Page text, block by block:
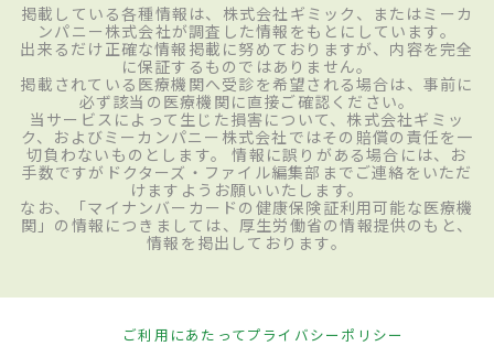
掲載している各種情報は、株式会社ギミック、またはミーカ
ンパニー株式会社が調査した情報をもとにしています。
出来るだけ正確な情報掲載に努めておりますが、内容を完全
に保証するものではありません。
掲載されている医療機関へ受診を希望される場合は、事前に
必ず該当の医療機関に直接ご確認ください。
当サービスによって生じた損害について、株式会社ギミッ
ク、およびミーカンパニー株式会社ではその賠償の責任を一
切負わないものとします。 情報に誤りがある場合には、お
手数ですがドクターズ・ファイル編集部までご連絡をいただ
けますようお願いいたします。
なお、「マイナンバーカードの健康保険証利用可能な医療機
関」の情報につきましては、厚生労働省の情報提供のもと、
情報を掲出しております。
ご利用にあたってプライバシーポリシー